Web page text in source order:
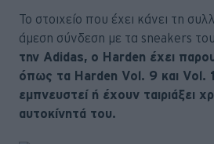
Το στοιχείο που έχει κάνει τη
άμεση σύνδεση με τα sneakers
την Adidas, ο Harden έχει
όπως τα Harden Vol. 9 και Vol.
εμπνευστεί ή έχουν ταιριάξει
αυτοκίνητά του.